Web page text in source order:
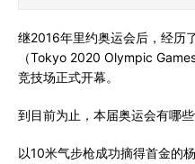
继2016年里约奥运会后，经历
（Tokyo 2020 Olympic
竞技场正式开幕。
到目前为止，本届奥运会有哪
以10米气步枪成功摘得首金的